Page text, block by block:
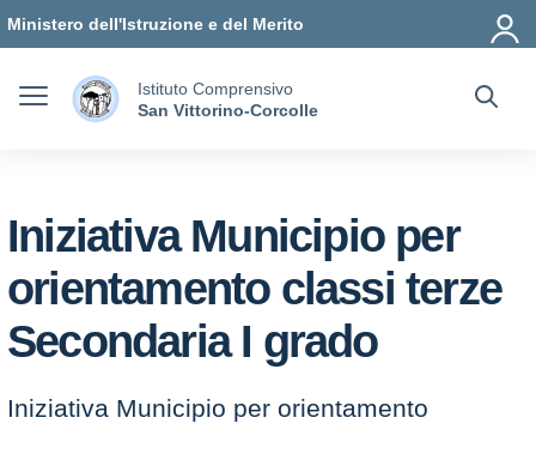
Ministero dell'Istruzione e del Merito
Istituto Comprensivo
San Vittorino-Corcolle
Iniziativa Municipio per
orientamento classi terze
Secondaria I grado
Iniziativa Municipio per orientamento